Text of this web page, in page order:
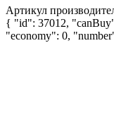
Артикул
{ "id": 37012,
"economy": 0,